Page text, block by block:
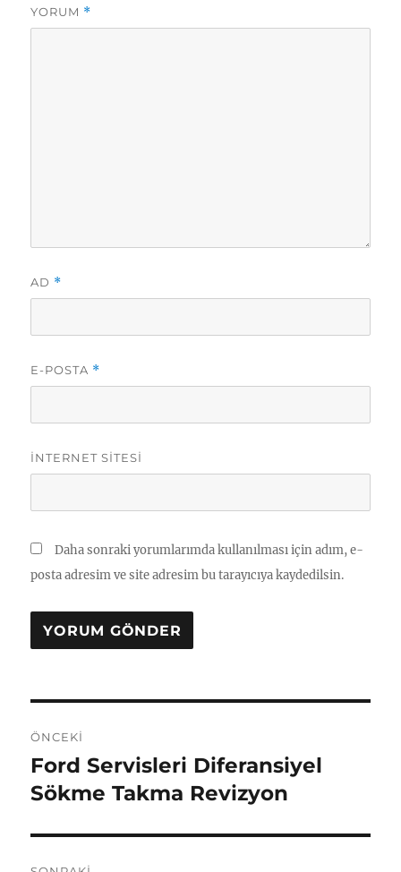
YORUM *
AD *
E-POSTA *
İNTERNET SITESI
Daha sonraki yorumlarımda kullanılması için adım, e-
posta adresim ve site adresim bu tarayıcıya kaydedilsin.
gezinmesi
ÖNCEKI
Önceki
yazı:
Ford Servisleri Diferansiyel
Sökme Takma Revizyon